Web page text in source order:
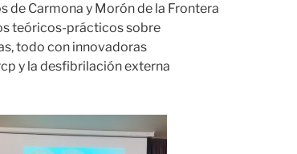
de Carmona y Morón de la Frontera
teóricos-prácticos sobre
todo con innovadoras
y la desfibrilación externa